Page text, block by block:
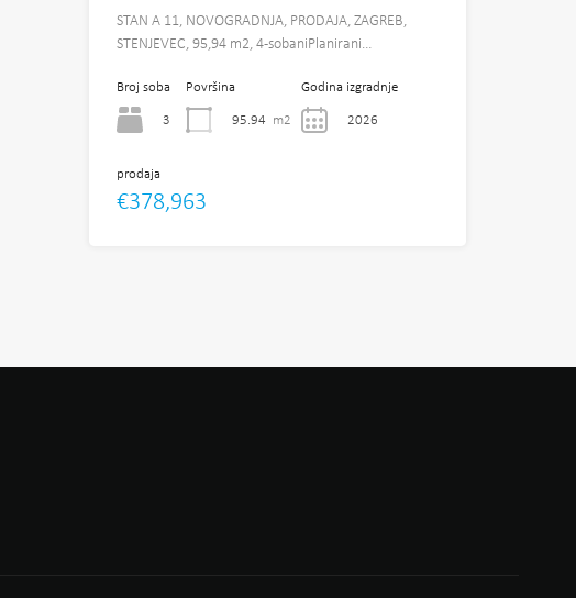
STAN A 11, NOVOGRADNJA, PRODAJA, ZAGREB,
STENJEVEC, 95,94 m2, 4-sobaniPlanirani…
Broj soba
3
Površina
95.94 m2
Godina izgradnje
2026
prodaja
€378,963